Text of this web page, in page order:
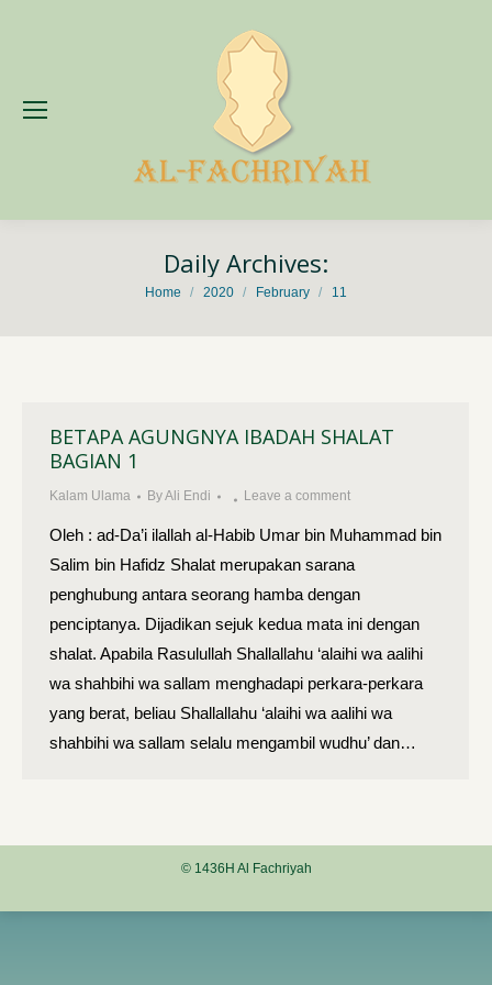
Daily Archives:
You are here:
Home 2020 February 11
BETAPA AGUNGNYA IBADAH SHALAT
BAGIAN 1
Kalam Ulama ByAli Endi Leave a comment
Oleh : ad-Da’i ilallah al-Habib Umar bin Muhammad bin
Salim bin Hafidz Shalat merupakan sarana
penghubung antara seorang hamba dengan
penciptanya. Dijadikan sejuk kedua mata ini dengan
shalat. Apabila Rasulullah Shallallahu ‘alaihi wa aalihi
wa shahbihi wa sallam menghadapi perkara-perkara
yang berat, beliau Shallallahu ‘alaihi wa aalihi wa
shahbihi wa sallam selalu mengambil wudhu’ dan…
© 1436H Al Fachriyah